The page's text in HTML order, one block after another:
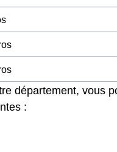
département, vous
: